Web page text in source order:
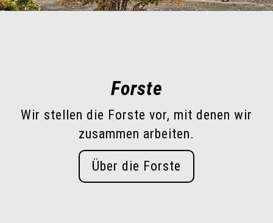
Forste
Wir stellen die Forste vor, mit denen wir
zusammen arbeiten.
Über die Forste